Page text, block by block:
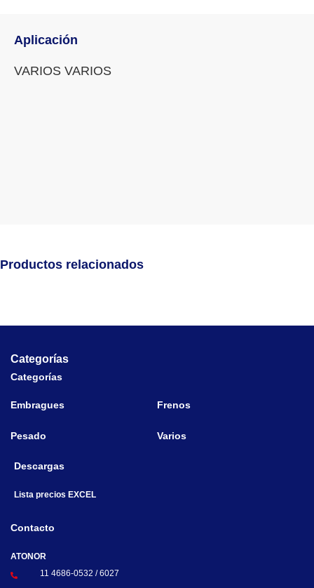
Aplicación
VARIOS VARIOS
Productos relacionados
Categorías
Categorías
Embragues Frenos
Pesado Varios
Descargas
Lista precios EXCEL
Contacto
ATONOR
11 4686-0532 / 6027